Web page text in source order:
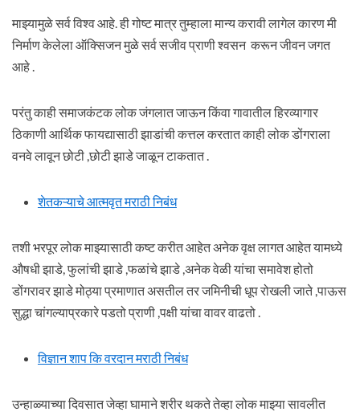
माझ्यामुळे सर्व विश्व आहे. ही गोष्ट मात्र तुम्हाला मान्य करावी लागेल कारण मी
निर्माण केलेला ऑक्सिजन मुळे सर्व सजीव प्राणी श्वसन करून जीवन जगत
आहे .
परंतु काही समाजकंटक लोक जंगलात जाऊन किंवा गावातील हिरव्यागार
ठिकाणी आर्थिक फायद्यासाठी झाडांची कत्तल करतात काही लोक डोंगराला
वनवे लावून छोटी ,छोटी झाडे जाळून टाकतात .
शेतकऱ्याचे आत्मवृत मराठी निबंध
तशी भरपूर लोक माझ्यासाठी कष्ट करीत आहेत अनेक वृक्ष लागत आहेत यामध्ये
औषधी झाडे, फुलांची झाडे ,फळांचे झाडे ,अनेक वेळी यांचा समावेश होतो
डोंगरावर झाडे मोठ्या प्रमाणात असतील तर जमिनीची धूप रोखली जाते ,पाऊस
सुद्धा चांगल्याप्रकारे पडतो प्राणी ,पक्षी यांचा वावर वाढतो .
विज्ञान शाप कि वरदान मराठी निबंध
उन्हाळ्याच्या दिवसात जेव्हा घामाने शरीर थकते तेव्हा लोक माझ्या सावलीत